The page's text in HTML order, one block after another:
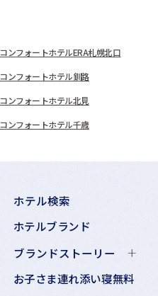
コンフォートホテルERA札幌北口
コンフォートホテル釧路
コンフォートホテル北見
コンフォートホテル千歳
ホテル検索
ホテルブランド
ブランドストーリー
お子さま連れ添い寝無料